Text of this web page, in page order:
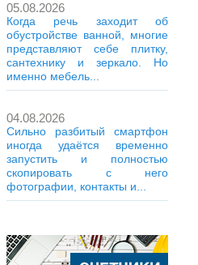
05.08.2026
Когда речь заходит об
обустройстве ванной, многие
представляют себе плитку,
сантехнику и зеркало. Но
именно мебель...
04.08.2026
Сильно разбитый смартфон
иногда удаётся временно
запустить и полностью
скопировать с него
фотографии, контакты и...